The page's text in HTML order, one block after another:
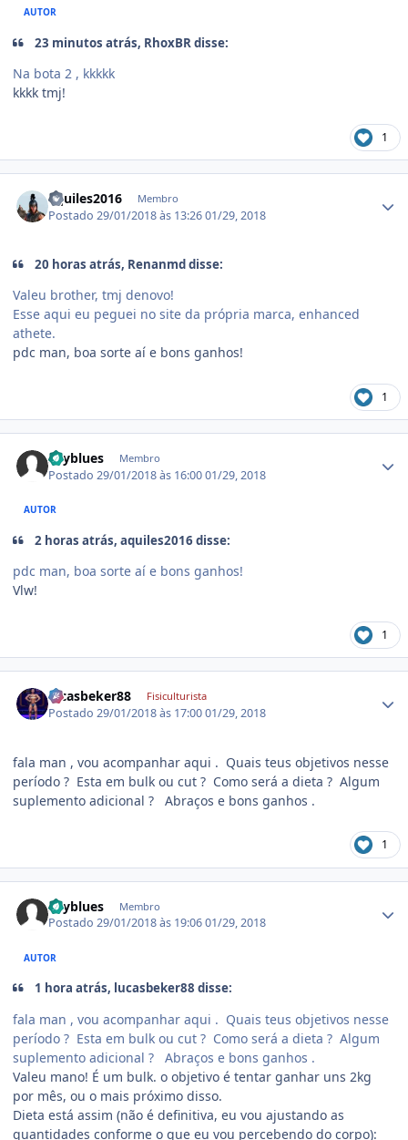
AUTOR
23 minutos atrás, RhoxBR disse:
Na bota 2 , kkkkk
kkkk tmj!
1
aquiles2016 Membro
Postado29/01/2018 às 13:2601/29, 2018
20 horas atrás, Renanmd disse:
Valeu brother, tmj denovo!
Esse aqui eu peguei no site da própria marca, enhanced
athete.
pdc man, boa sorte aí e bons ganhos!
1
skyblues Membro
Postado29/01/2018 às 16:0001/29, 2018
AUTOR
2 horas atrás, aquiles2016 disse:
pdc man, boa sorte aí e bons ganhos!
Vlw!
1
lucasbeker88 Fisiculturista
Postado29/01/2018 às 17:0001/29, 2018
fala man , vou acompanhar aqui . Quais teus objetivos nesse
período ? Esta em bulk ou cut ? Como será a dieta ? Algum
suplemento adicional ? Abraços e bons ganhos .
1
skyblues Membro
Postado29/01/2018 às 19:0601/29, 2018
AUTOR
1 hora atrás, lucasbeker88 disse:
fala man , vou acompanhar aqui . Quais teus objetivos nesse
período ? Esta em bulk ou cut ? Como será a dieta ? Algum
suplemento adicional ? Abraços e bons ganhos .
Valeu mano! É um bulk. o objetivo é tentar ganhar uns 2kg
por mês, ou o mais próximo disso.
Dieta está assim (não é definitiva, eu vou ajustando as
quantidades conforme o que eu vou percebendo do corpo):